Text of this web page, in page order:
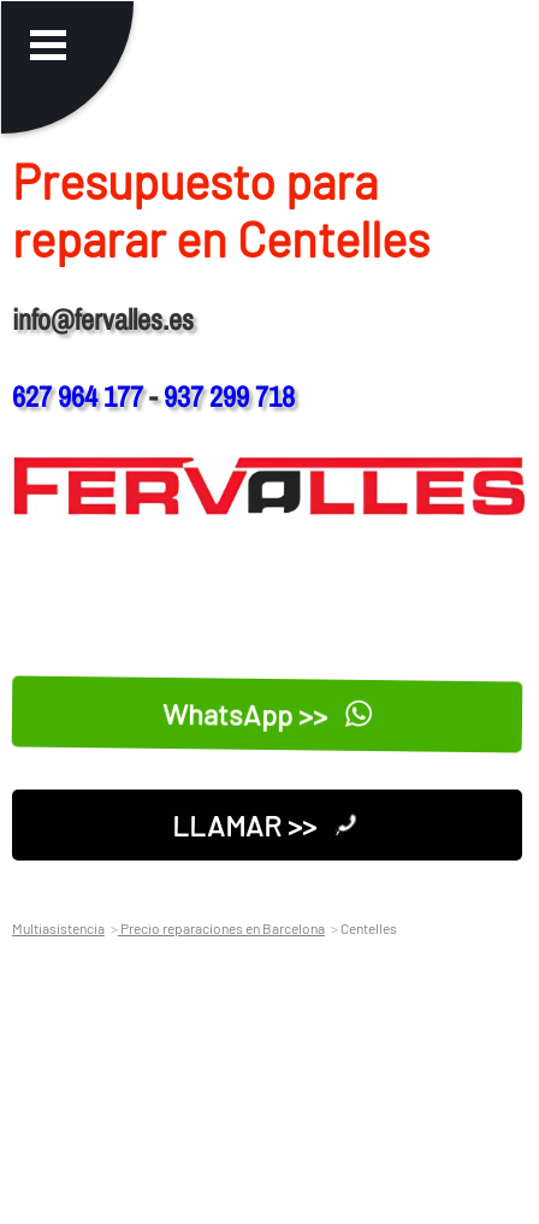
Presupuesto para
reparar en Centelles
info@fervalles.es
627 964 177-937 299 718
WhatsApp >>
LLAMAR >>
Multiasistencia Precio reparaciones en Barcelona Centelles